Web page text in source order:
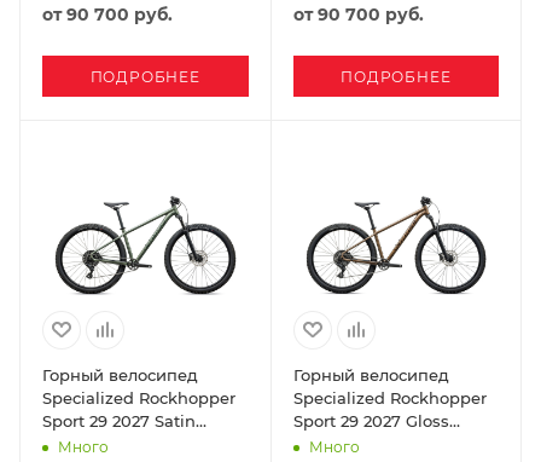
от90 700 руб.
ПОДРОБНЕЕ
от90 700 руб.
ПОДРОБНЕЕ
Горный велосипед
Specialized Rockhopper
Sport 29 2027 Satin
Bottle Green / Oak Green
Много
Горный велосипед
Specialized Rockhopper
Sport 29 2027 Gloss
Burnt Gold Metallic /
Много